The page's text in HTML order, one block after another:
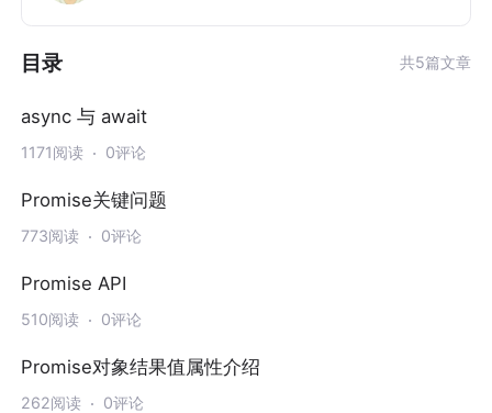
目录 共5篇文章
async 与 await
1171阅读 0评论
Promise关键问题
773阅读 0评论
Promise API
510阅读 0评论
Promise对象结果值属性介绍
262阅读 0评论